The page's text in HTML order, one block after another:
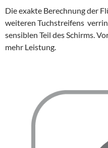
Die exakte Berechnung der
weiteren Tuchstreifens
sensiblen Teil des Schirms.
mehr Leistung.